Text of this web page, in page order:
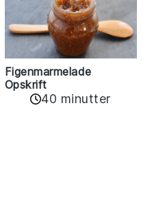
Figenmarmelade
Opskrift
40 minutter